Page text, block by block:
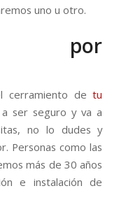
uno u otro.
por
cerramiento de tu
ser seguro y va a
no lo dudes y
Personas como las
más de 30 años
e instalación de